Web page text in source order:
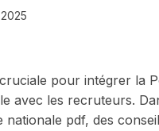
pour intégrer la
avec les recruteurs.
pdf, des